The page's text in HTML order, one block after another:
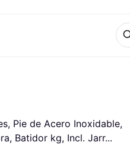
Pie de Acero Inoxidable,
Batidor kg, Incl. Jarr